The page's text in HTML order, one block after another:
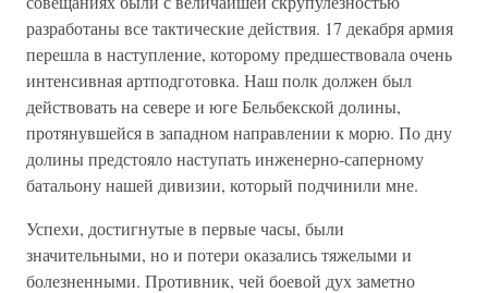
разработаны все тактические действия. 17 декабря армия
перешла в наступление, которому предшествовала очень
интенсивная артподготовка. Наш полк должен был
действовать на севере и юге Бельбекской долины,
протянувшейся в западном направлении к морю. По дну
долины предстояло наступать инженерно-саперному
батальону нашей дивизии, который подчинили мне.
Успехи, достигнутые в первые часы, были
значительными, но и потери оказались тяжелыми и
болезненными. Противник, чей боевой дух заметно